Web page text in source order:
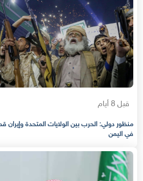
قبل 8 أيام
منظور دولي: الحرب بين الولايات المتحدة وإيران
في اليمن